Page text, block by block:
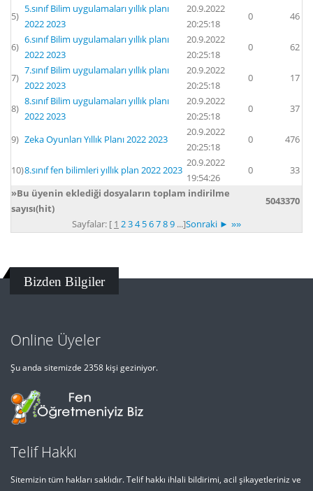
5)
5.sınıf Bilim uygulamaları yıllık planı
2022 2023
20.9.2022
20:25:18
0 46
6)
6.sınıf Bilim uygulamaları yıllık planı
2022 2023
20.9.2022
20:25:18
0 62
7)
7.sınıf Bilim uygulamaları yıllık planı
2022 2023
20.9.2022
20:25:18
0 17
8)
8.sınıf Bilim uygulamaları yıllık planı
2022 2023
20.9.2022
20:25:18
0 37
9) Zeka Oyunları Yıllık Planı 2022 2023
20.9.2022
20:25:18
0 476
10)8.sınıf fen bilimleri yıllık plan 2022 2023
20.9.2022
19:54:26
0
33
»Bu üyenin eklediği dosyaların toplam indirilme
sayısı(hit)
5043370
Sayfalar: [ 1 234 56789 ...]Sonraki ► »»
Bizden Bilgiler
Online Üyeler
Şu anda sitemizde 2358 kişi geziniyor.
Telif Hakkı
Sitemizin tüm hakları saklıdır. Telif hakkı ihlali bildirimi, acil şikayetleriniz ve